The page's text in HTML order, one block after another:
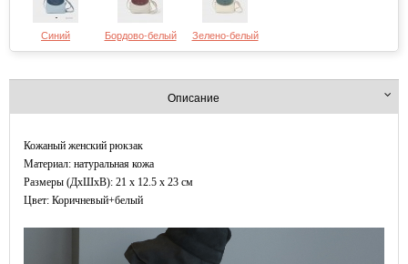
Синий Бордово-белый Зелено-белый
Описание
Кожаный женский рюкзак
Материал: натуральная кожа
Размеры (ДxШхВ): 21 x 12.5 x 23 см
Цвет: Коричневый+белый